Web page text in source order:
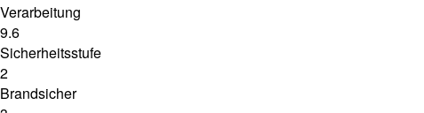
Verarbeitung
9.6
Sicherheitsstufe
2
Brandsicher